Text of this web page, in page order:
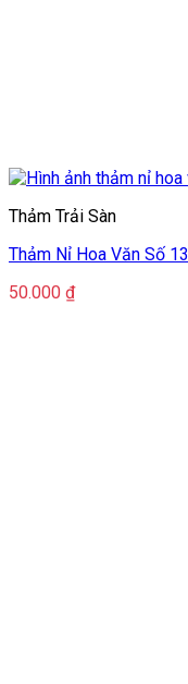
Thảm Trải Sàn
Thảm Nỉ Hoa Văn Số 13
50.000 ₫